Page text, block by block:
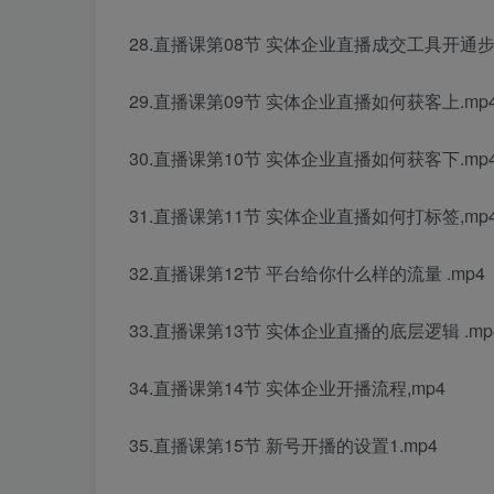
28.直播课第08节 实体企业直播成交工具开通
29.直播课第09节 实体企业直播如何获客上
30.直播课第10节 实体企业直播如何获客下
31.直播课第11节 实体企业直播如何打标签
32.直播课第12节 平台给你什么样的流量 .mp4
33.直播课第13节 实体企业直播的底层逻辑
34.直播课第14节 实体企业开播流程,mp4
35.直播课第15节 新号开播的设置1.mp4